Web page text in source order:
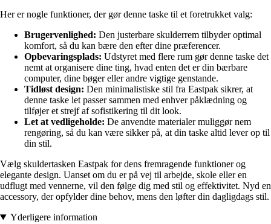
Her er nogle funktioner, der gør denne taske til et foretrukket valg:
Brugervenlighed: Den justerbare skulderrem tilbyder optimal
komfort, så du kan bære den efter dine præferencer.
Opbevaringsplads: Udstyret med flere rum gør denne taske det
nemt at organisere dine ting, hvad enten det er din bærbare
computer, dine bøger eller andre vigtige genstande.
Tidløst design: Den minimalistiske stil fra Eastpak sikrer, at
denne taske let passer sammen med enhver påklædning og
tilføjer et strejf af sofistikering til dit look.
Let at vedligeholde: De anvendte materialer muliggør nem
rengøring, så du kan være sikker på, at din taske altid lever op til
din stil.
Vælg skuldertasken Eastpak for dens fremragende funktioner og
elegante design. Uanset om du er på vej til arbejde, skole eller en
udflugt med vennerne, vil den følge dig med stil og effektivitet. Nyd en
accessory, der opfylder dine behov, mens den løfter din dagligdags stil.
Yderligere information